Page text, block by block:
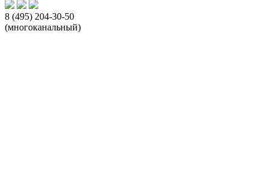
8 (495) 204-30-50
(многоканальный)